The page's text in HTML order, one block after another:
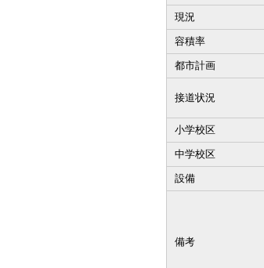
現況
容積率
都市計画
接道状況
小学校区
中学校区
設備
備考